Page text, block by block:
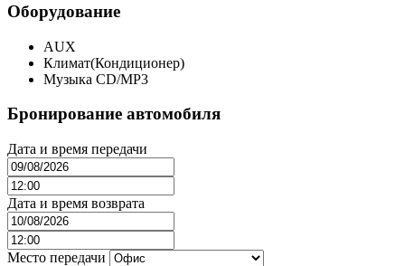
Оборудование
AUX
Климат(Кондиционер)
Музыка CD/MP3
Бронирование автомобиля
Дата и время передачи
Дата и время возврата
Место передачи